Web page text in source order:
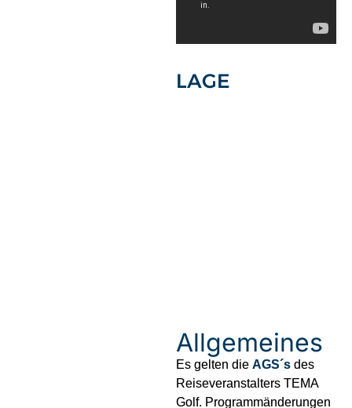
LAGE
Allgemeines
Es gelten die AGS´s des
Reiseveranstalters TEMA
Golf. Programmänderungen